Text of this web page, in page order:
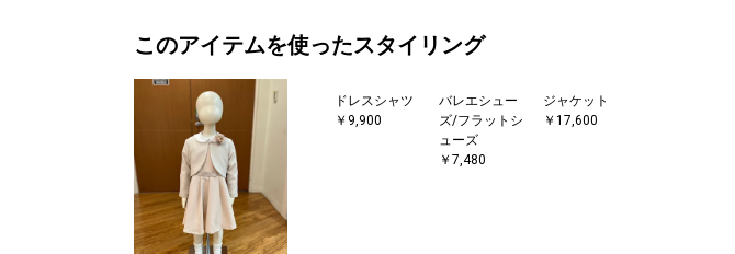
このアイテムを使ったスタイリング
ドレスシャツ
￥9,900
バレエシュー
ズ/フラットシ
ューズ
￥7,480
ジャケット
￥17,600